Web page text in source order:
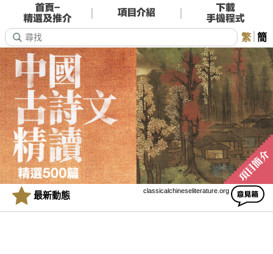
繁 簡
classicalchineseliterature.org
最新動態